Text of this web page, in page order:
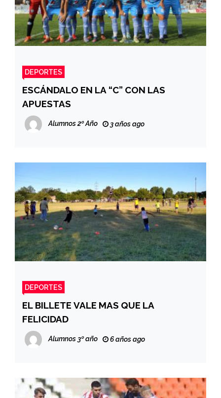
DEPORTES
ESCÁNDALO EN LA “C” CON LAS
APUESTAS
Alumnos 2º Año 3 años ago
DEPORTES
EL BILLETE VALE MAS QUE LA
FELICIDAD
Alumnos 3º año 6 años ago